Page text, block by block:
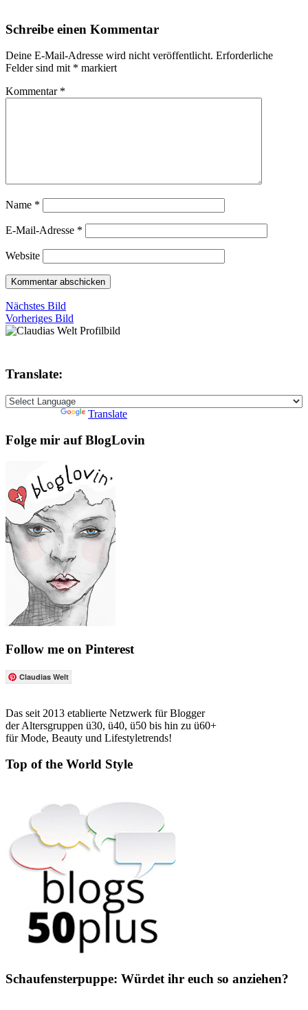
Schreibe einen Kommentar
Deine E-Mail-Adresse wird nicht veröffentlicht. Erforderliche
Felder sind mit * markiert
Kommentar *
Name *
E-Mail-Adresse *
Website
Nächstes Bild
Vorheriges Bild
Translate:
Translate
Folge mir auf BlogLovin
Follow me on Pinterest
Claudias Welt
Das seit 2013 etablierte Netzwerk für Blogger
der Altersgruppen ü30, ü40, ü50 bis hin zu ü60+
für Mode, Beauty und Lifestyletrends!
Top of the World Style
Schaufensterpuppe: Würdet ihr euch so anziehen?